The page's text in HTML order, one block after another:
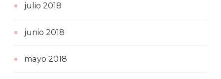
julio 2018
junio 2018
mayo 2018